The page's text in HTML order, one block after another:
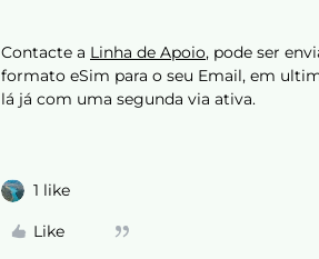
Contacte a Linha de Apoio, pode ser
formato eSim para o seu Email, em
lá já com uma segunda via ativa.
1 like
Like